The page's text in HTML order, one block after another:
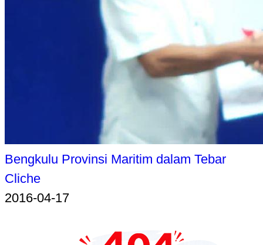
Bengkulu Provinsi Maritim dalam Tebar
Cliche
2016-04-17